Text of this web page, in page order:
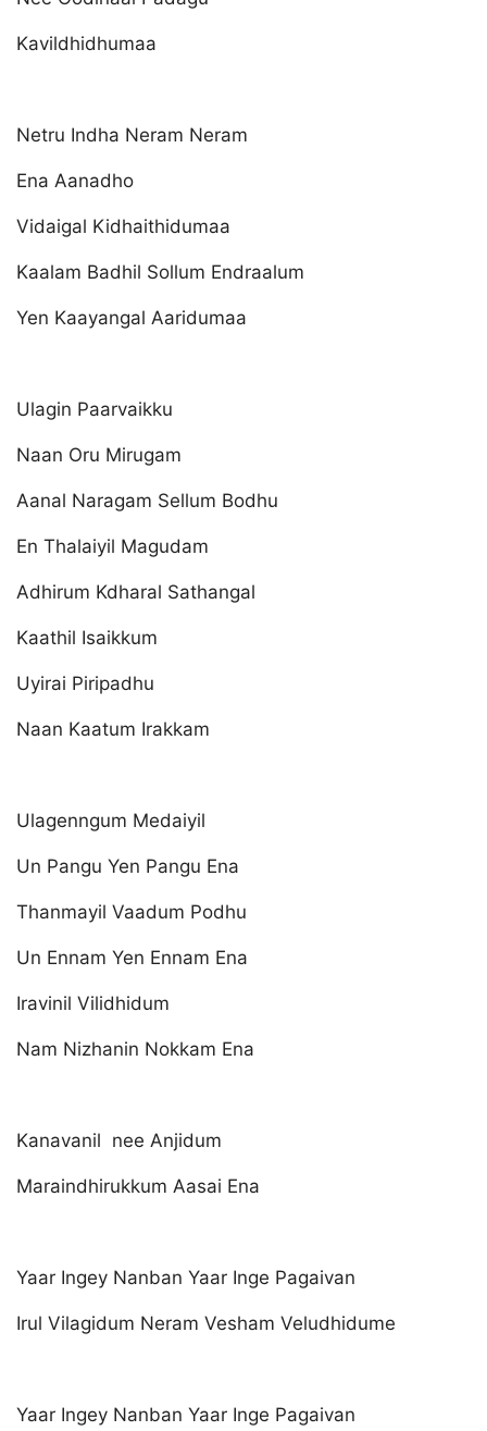
Kavildhidhumaa
Netru Indha Neram Neram
Ena Aanadho
Vidaigal Kidhaithidumaa
Kaalam Badhil Sollum Endraalum
Yen Kaayangal Aaridumaa
Ulagin Paarvaikku
Naan Oru Mirugam
Aanal Naragam Sellum Bodhu
En Thalaiyil Magudam
Adhirum Kdharal Sathangal
Kaathil Isaikkum
Uyirai Piripadhu
Naan Kaatum Irakkam
Ulagenngum Medaiyil
Un Pangu Yen Pangu Ena
Thanmayil Vaadum Podhu
Un Ennam Yen Ennam Ena
Iravinil Vilidhidum
Nam Nizhanin Nokkam Ena
Kanavanil nee Anjidum
Maraindhirukkum Aasai Ena
Yaar Ingey Nanban Yaar Inge Pagaivan
Irul Vilagidum Neram Vesham Veludhidume
Yaar Ingey Nanban Yaar Inge Pagaivan